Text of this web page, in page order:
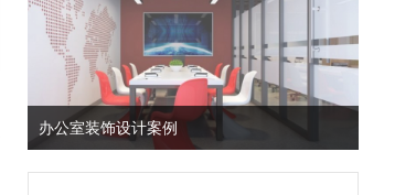
办公室装饰设计案例